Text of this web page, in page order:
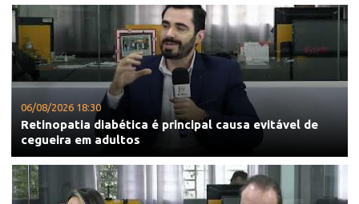
06/08/2026 18:30
Retinopatia diabética é principal causa evitável de
cegueira em adultos